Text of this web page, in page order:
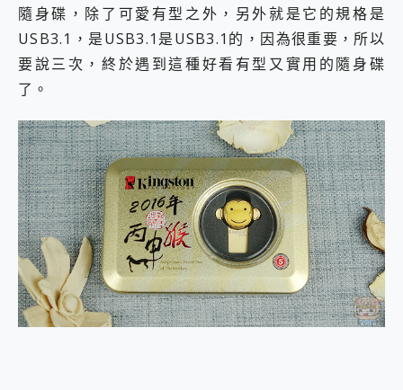
人像旗艦 vivo V30 系列 開箱 評測! 首搭蔡司光學鏡頭、攝影棚級柔光環、拍攝功能最好玩的美拍神機 vivo V30 Pro
多個願望一次滿足 超強散熱 微星 MSI Claw A1M-026TW 電競掌機 開箱 評測
一吸完美對位 擁有超強吸力與超好用的隱磁支架 O-ONE MAG 最會吸的行動電源 開箱 評測
ASUS Pad 全面應援 Me Time，加碼愛奇藝黃金雙周卡體驗，專案價最低 NT$0 起
榮耀 HONOR 600 Pro x MOLLY Limited Edition 限量版開賣，攜手味全龍進駐大巨蛋萬人盛典
隨身碟，除了可愛有型之外，另外就是它的規格是
USB3.1，是USB3.1是USB3.1的，因為很重要，所以
要說三次，終於遇到這種好看有型又實用的隨身碟
了。